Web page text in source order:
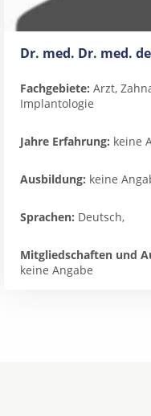
Dr. med. Dr. med.
Fachgebiete: Arzt,
Implantologie
Jahre Erfahrung: keine
Ausbildung: keine
Sprachen: Deutsch,
Mitgliedschaften und
keine Angabe